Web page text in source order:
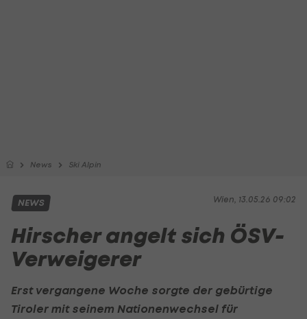
News Ski Alpin
Wien, 13.05.26 09:02
NEWS
Hirscher angelt sich ÖSV-
Verweigerer
Erst vergangene Woche sorgte der gebürtige
Tiroler mit seinem Nationenwechsel für